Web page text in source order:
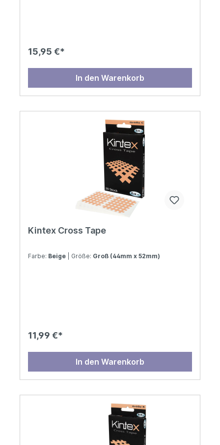
15,95 €*
In den Warenkorb
Kintex Cross Tape
Farbe: Beige | Größe: Groß (44mm x 52mm)
11,99 €*
In den Warenkorb